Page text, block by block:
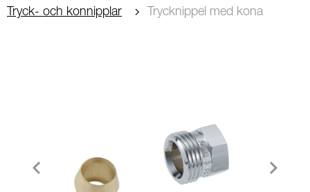
Tryck- och konnipplar
Trycknippel med kona